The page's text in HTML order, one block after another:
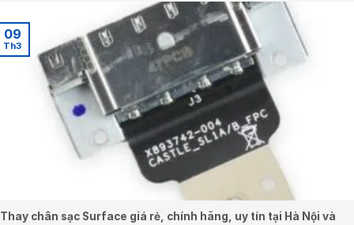
Thay chân sạc Surface giá rẻ, chính hãng, uy tín tại Hà Nội và
09
Th3